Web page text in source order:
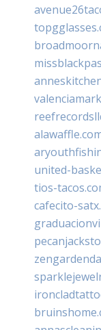
united-
tios-
cafecito-